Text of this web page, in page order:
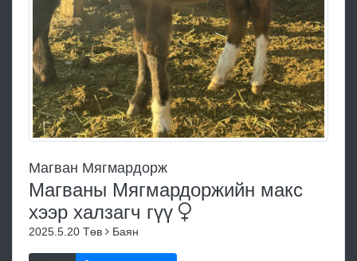
Магван Мягмардорж
Магваны Мягмардоржийн макс
хээр халзагч гүү
2025.5.20 Төв Баян